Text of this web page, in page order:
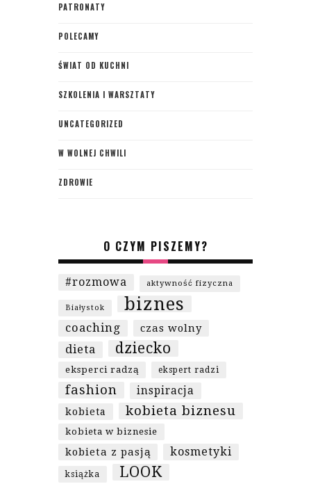
PATRONATY
POLECAMY
ŚWIAT OD KUCHNI
SZKOLENIA I WARSZTATY
UNCATEGORIZED
W WOLNEJ CHWILI
ZDROWIE
O CZYM PISZEMY?
#rozmowa aktywność fizyczna
Białystok biznes
coaching czas wolny
dieta dziecko
eksperci radzą ekspert radzi
fashion inspiracja
kobieta kobieta biznesu
kobieta w biznesie
kobieta z pasją kosmetyki
książka
LOOK